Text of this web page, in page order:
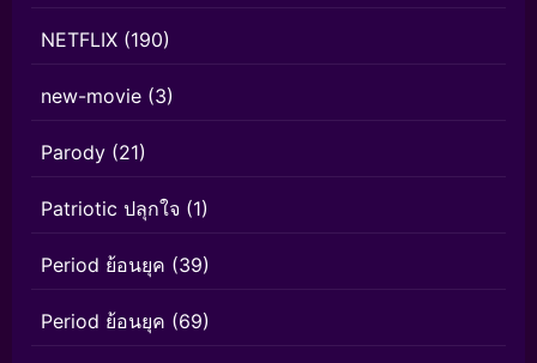
NETFLIX (190)
new-movie (3)
Parody (21)
Patriotic ปลุกใจ (1)
Period ย้อนยุค (39)
Period ย้อนยุค (69)